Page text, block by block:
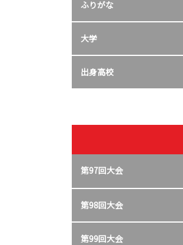
ふりがな
大学
出身高校
第97回大会
第98回大会
第99回大会